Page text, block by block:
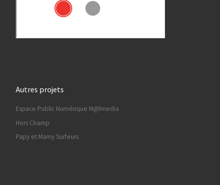
Autres projets
Espace Public Numérique M@lmedia
Hors Champ
Papy et Mamy Surfeurs